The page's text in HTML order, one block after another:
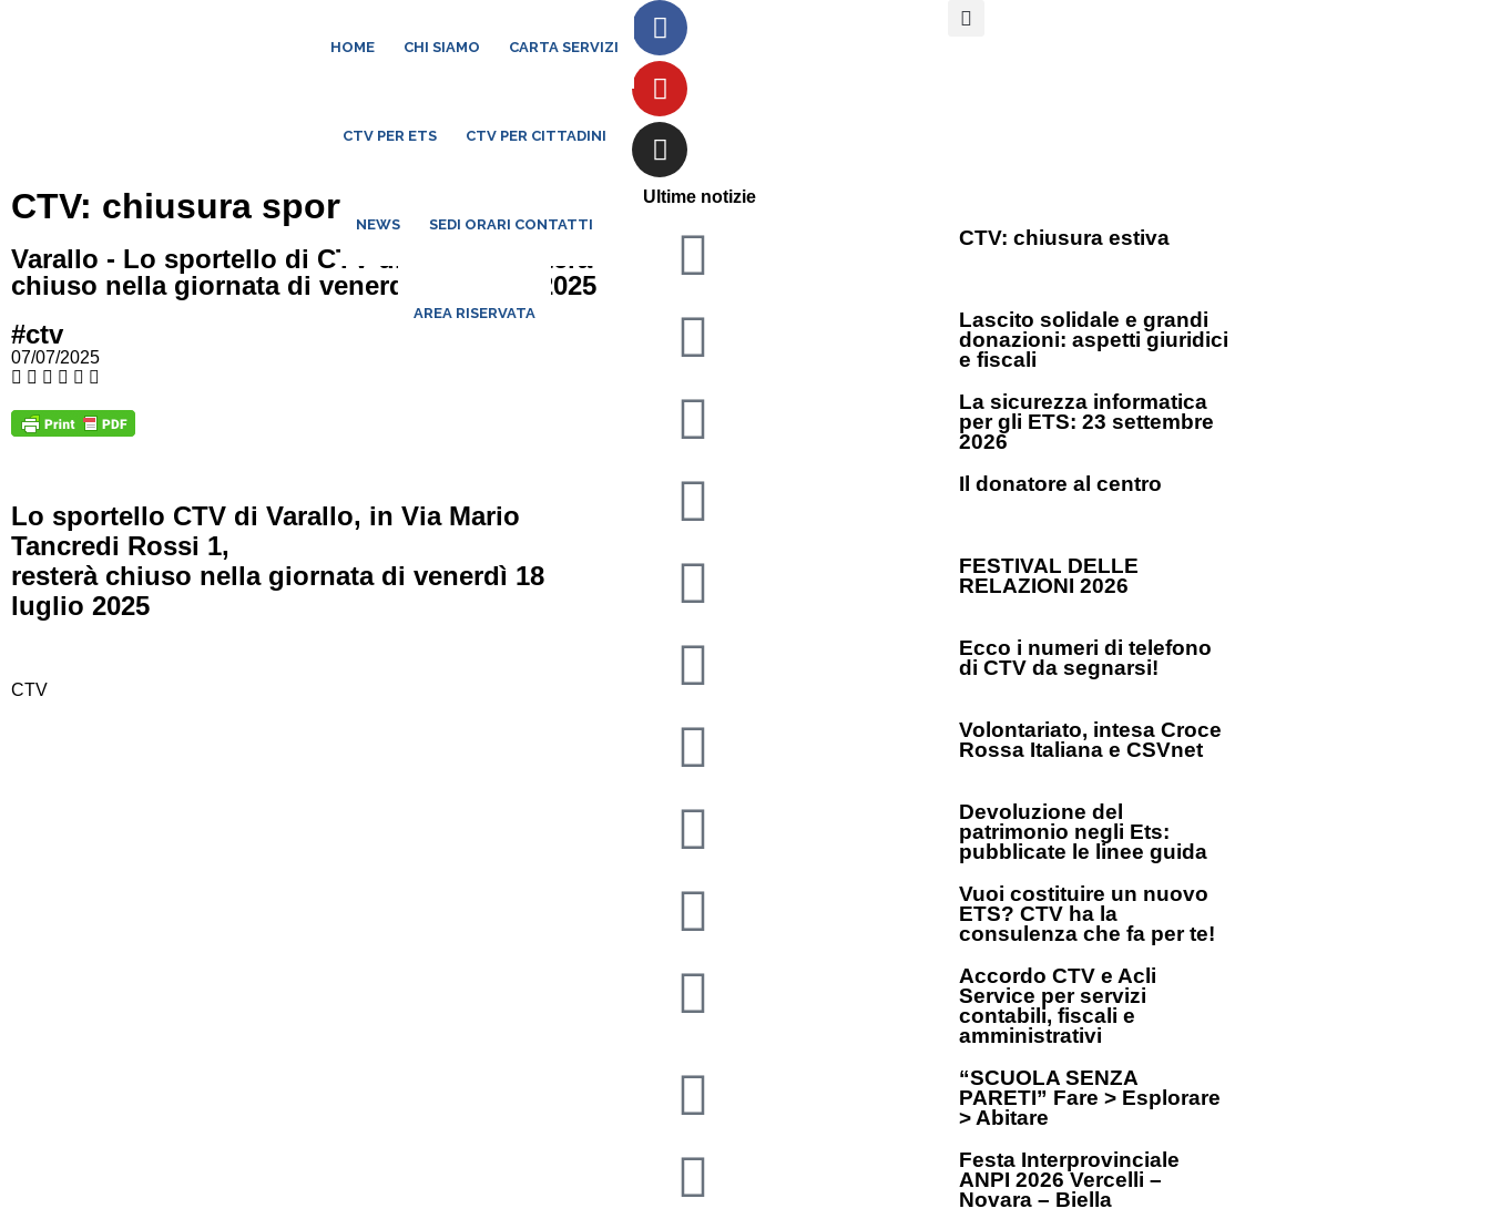
HOME CHI SIAMO CARTA SERVIZI
CTV PER ETS CTV PER CITTADINI
NEWS SEDI ORARI CONTATTI
AREA RISERVATA
CTV: chiusura sportello di Varallo
Varallo - Lo sportello di CTV di Varallo resterà
chiuso nella giornata di venerdì 18 luglio 2025
#ctv
07/07/2025
Lo sportello CTV di Varallo, in Via Mario
Tancredi Rossi 1,
resterà chiuso nella giornata di venerdì 18
luglio 2025
CTV
Ultime notizie
CTV: chiusura estiva
Lascito solidale e grandi
donazioni: aspetti giuridici
e fiscali
La sicurezza informatica
per gli ETS: 23 settembre
2026
Il donatore al centro
FESTIVAL DELLE
RELAZIONI 2026
Ecco i numeri di telefono
di CTV da segnarsi!
Volontariato, intesa Croce
Rossa Italiana e CSVnet
Devoluzione del
patrimonio negli Ets:
pubblicate le linee guida
Vuoi costituire un nuovo
ETS? CTV ha la
consulenza che fa per te!
Accordo CTV e Acli
Service per servizi
contabili, fiscali e
amministrativi
“SCUOLA SENZA
PARETI” Fare > Esplorare
> Abitare
Festa Interprovinciale
ANPI 2026 Vercelli –
Novara – Biella